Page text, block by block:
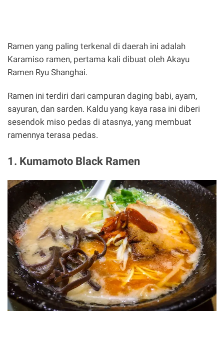
Ramen yang paling terkenal di daerah ini adalah
Karamiso ramen, pertama kali dibuat oleh Akayu
Ramen Ryu Shanghai.
Ramen ini terdiri dari campuran daging babi, ayam,
sayuran, dan sarden. Kaldu yang kaya rasa ini diberi
sesendok miso pedas di atasnya, yang membuat
ramennya terasa pedas.
1. Kumamoto Black Ramen